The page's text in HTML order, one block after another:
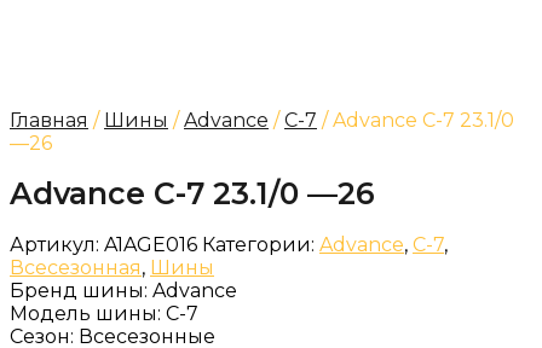
Главная / Шины /Advance /C-7 / Advance C-7 23.1/0
—26
Advance C-7 23.1/0 —26
Артикул: A1AGE016 Категории: Advance, C-7,
Всесезонная, Шины
Бренд шины: Advance
Модель шины: C-7
Сезон: Всесезонные